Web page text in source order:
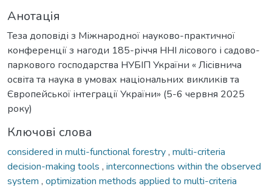
Анотація
Теза доповіді з Міжнародної науково-практичної
конференції з нагоди 185-річчя ННІ лісового і садово-
паркового господарства НУБІП України « Лісівнича
освіта та наука в умовах національних викликів та
Європейської інтеграції України» (5-6 червня 2025
року)
Ключові слова
considered in multi-functional forestry, multi-criteria
decision-making tools , interconnections within the observed
system , optimization methods applied to multi-criteria